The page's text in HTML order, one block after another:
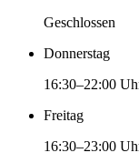
Geschlossen
Donnerstag
16:30–22:00
Freitag
16:30–23:00